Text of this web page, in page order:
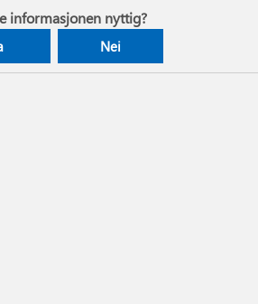
informasjonen nyttig?
Nei